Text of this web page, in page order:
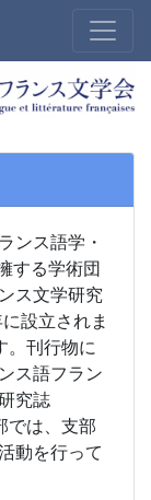
ンス語学・
する学術団
ス文学研究
設立されま
。刊行物に
ス語フラン
究誌
では、支部
動を行って